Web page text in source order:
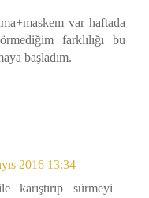
var haftada
farklılığı bu
başladım.
2016 13:34
karıştırıp sürmeyi